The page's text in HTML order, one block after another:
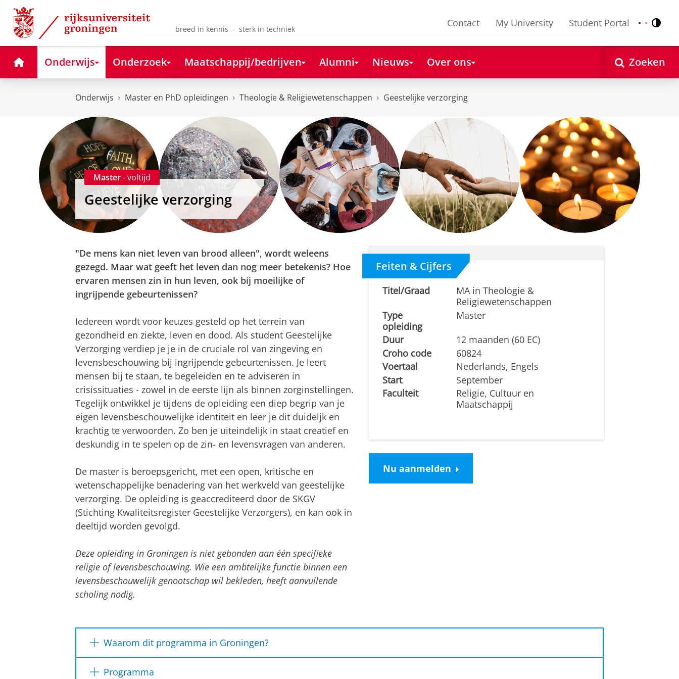
Skip
Content
Skip
Navigation
breed in kennis - sterk in techniek
Contact My University Student Portal Nederlands
English
HomeOnderwijs Onderzoek Maatschappij/bedrijven Alumni Nieuws Over ons Zoeken
Onderwijs Master en PhD opleidingen Theologie & Religiewetenschappen Geestelijke verzorging
Master- voltijd
Geestelijke verzorging
"De mens kan niet leven van brood alleen", wordt weleens
gezegd. Maar wat geeft het leven dan nog meer betekenis? Hoe
ervaren mensen zin in hun leven, ook bij moeilijke of
ingrijpende gebeurtenissen?
Iedereen wordt voor keuzes gesteld op het terrein van
gezondheid en ziekte, leven en dood. Als student Geestelijke
Verzorging verdiep je je in de cruciale rol van zingeving en
levensbeschouwing bij ingrijpende gebeurtenissen. Je leert
mensen bij te staan, te begeleiden en te adviseren in
crisissituaties - zowel in de eerste lijn als binnen zorginstellingen.
Tegelijk ontwikkel je tijdens de opleiding een diep begrip van je
eigen levensbeschouwelijke identiteit en leer je dit duideljk en
krachtig te verwoorden. Zo ben je uiteindelijk in staat creatief en
deskundig in te spelen op de zin- en levensvragen van anderen.
De master is beroepsgericht, met een open, kritische en
wetenschappelijke benadering van het werkveld van geestelijke
verzorging. De opleiding is geaccrediteerd door de SKGV
(Stichting Kwaliteitsregister Geestelijke Verzorgers), en kan ook in
deeltijd worden gevolgd.
Deze opleiding in Groningen is niet gebonden aan één specifieke
religie of levensbeschouwing. Wie een ambtelijke functie binnen een
levensbeschouwelijk genootschap wil bekleden, heeft aanvullende
scholing nodig.
Feiten & Cijfers
Titel/Graad
MA in Theologie &
Religiewetenschappen
Type
opleiding
Master
Duur
12 maanden (60 EC)
Croho code
60824
Voertaal
Nederlands, Engels
Start
September
Faculteit
Religie, Cultuur en
Maatschappij
Nu aanmelden
Waarom dit programma in Groningen?
Geaccrediteerd door Stichting Kwaliteitsregister Geestelijke Verzorging
Programma